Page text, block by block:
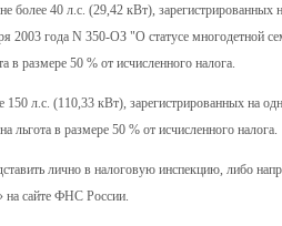
40 л.с. (29,42 кВт), зарегистрированных
2003 года N 350-ОЗ "О статусе многодетной
в размере 50 % от исчисленного налога.
л.с. (110,33 кВт), зарегистрированных на
льгота в размере 50 % от исчисленного налога.
лично в налоговую инспекцию, либо
на сайте ФНС России.